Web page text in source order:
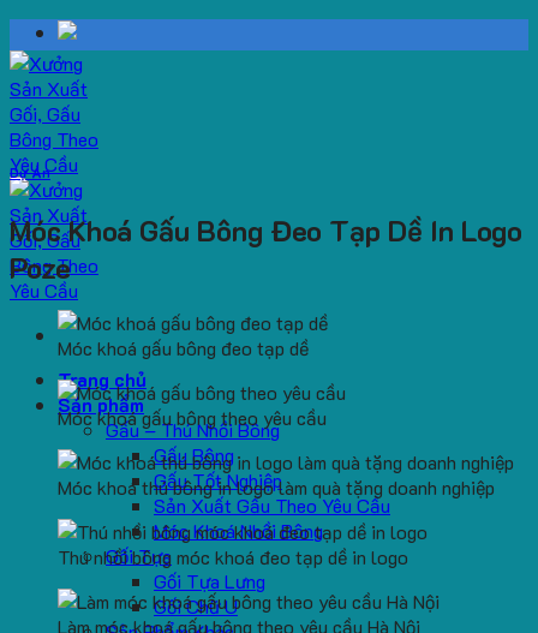
Skip
to
content
Trang chủ
Sản phẩm
Gấu – Thú Nhồi Bông
Gấu Bông
Gấu Tốt Nghiệp
Sản Xuất Gấu Theo Yêu Cầu
Móc Khoá Nhồi Bông
Gối Tựa
Gối Tựa Lưng
Gối Chữ U
Dự Án
Móc Khoá Gấu Bông Đeo Tạp Dề In Logo
Poze
Móc khoá gấu bông đeo tạp dề
Móc khoá gấu bông theo yêu cầu
Móc khoá thú bông in logo làm quà tặng doanh nghiệp
Thú nhồi bông móc khoá đeo tạp dề in logo
Làm móc khoá gấu bông theo yêu cầu Hà Nội